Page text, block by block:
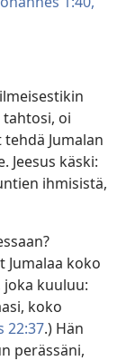
tahtosi, oi
tehdä Jumalan
Jeesus käski:
ihmisistä,
Jumalaa koko
joka kuuluu:
koko
22:37.) Hän
perässäni,